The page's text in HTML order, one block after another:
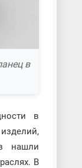
в
в
нашли
В